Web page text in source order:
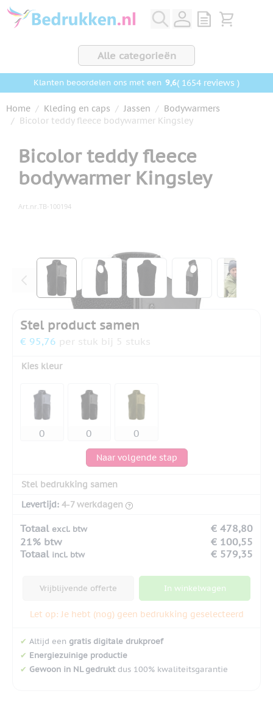
Ga naar de inhoud
View quote,
Bekijk
Alle categorieën
Klanten beoordelen ons met een 9,6( 1654 reviews )
Home / Kleding en caps / Jassen / Bodywarmers
/ Bicolor teddy fleece bodywarmer Kingsley
Bicolor teddy fleece
bodywarmer Kingsley
Art.nr. TB-100194
Klik om afbeelding op volledig scherm te bekijken
View larger image
View larger imageView larger image
View larger
Stel product samen
€ 95,76 per stuk bij 5 stuks
Kies kleur
Naar volgende stap
Stel bedrukking samen
Levertijd: 4-7 werkdagen
Totaal excl. btw
€ 478,80
21% btw
€ 100,55
Totaal incl. btw € 579,35
Vrijblijvende offerte In winkelwagen
Let op: Je hebt (nog) geen bedrukking geselecteerd
✔ Altijd een gratis digitale drukproef
✔ Energiezuinige productie
✔ Gewoon in NL gedruktdus 100% kwaliteitsgarantie